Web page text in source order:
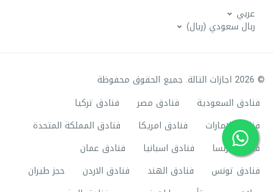
عربي
ربال سعودي (ريال)
© 2026 اجازات التالة. جميع الحقوق محفوظة
فنادق السعودية
فنادق مصر
فنادق تركيا
فنادق الامارات
فنادق امريكا
فنادق المملكة المتحدة
فنادق فرنسا
فنادق اسبانيا
فنادق عمان
فنادق تونس
فنادق الهند فنادق الاردن
حجز طيران